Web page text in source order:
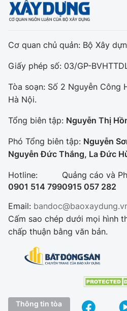
Cơ quan chủ quản: Bộ Xây
Giấy phép số: 03/GP-
Tòa soạn: Số 2 Nguyễn Công
Hà Nội.
Tổng biên tập: Nguyễn Thị
Phó Tổng biên tập: Nguyễn
Nguyễn Đức Thắng, La Đức
Hotline:
0901 514 799
Quảng cáo và
0915 057 282
Email:
Cấm sao chép dưới mọi hình
chấp thuận bằng văn bản.
Thông tin tòa